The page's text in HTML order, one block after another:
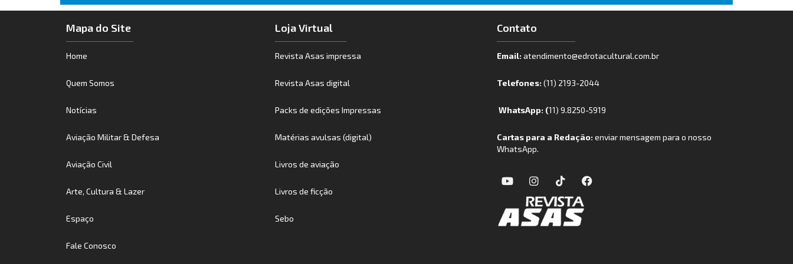
Mapa do Site
Home
Quem Somos
Notícias
Aviação Militar & Defesa
Aviação Civil
Arte, Cultura & Lazer
Espaço
Fale Conosco
Loja Virtual
Revista Asas impressa
Revista Asas digital
Packs de edições Impressas
Matérias avulsas (digital)
Livros de aviação
Livros de ficção
Sebo
Contato
Email:atendimento@edrotacultural.com.br
Telefones:(11) 2193-2044
WhatsApp: (11) 9.8250-5919
Cartas para a Redação:enviar mensagem para o nosso
WhatsApp.